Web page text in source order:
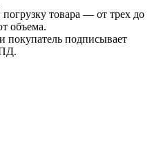
товара — от трех до
объема.
подписывает